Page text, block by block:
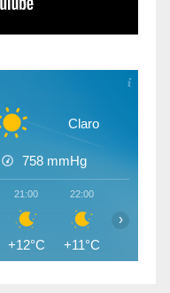
Claro
758 mmHg
21:00
+12°C
22:00
+11°C
›